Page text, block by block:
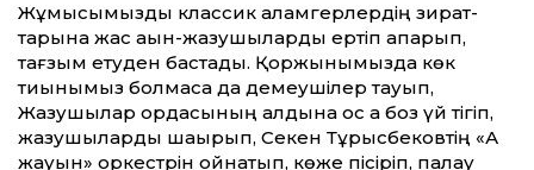
Жұмысымызды классик қаламгерлердің зират­
тарына жас ақын-жазушыларды ертіп апарып,
тағзым етуден бастадық. Қоржынымызда көк
тиынымыз болмаса да демеушілер тауып,
Жазушылар ордасының алдына қос ақ боз үй тігіп,
жазушыларды шақырып, Секен Тұрысбековтің «Ақ
жауын» оркестрін ойнатып, көже пісіріп, палау